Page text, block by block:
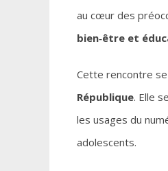
au cœur des
bien‑être et
Cette rencontre
République. Elle
les usages du
adolescents.